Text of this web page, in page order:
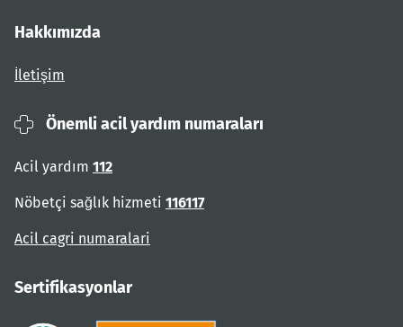
Hakkımızda
İletişim
Önemli acil yardım numaraları
Acil yardım 112
Nöbetçi sağlık hizmeti 116117
Acil cagri numaralari
Sertifikasyonlar